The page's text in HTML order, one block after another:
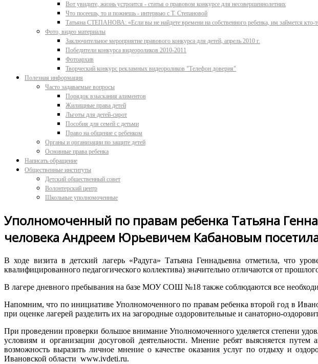
Вот увидите, жизнь устроится - статья о правовом конкурсе для несовершеннолетних
Что посеешь, то и пожнешь - интервью с Т. Степановой
Татьяна СТЕПАНОВА: «Если вы не найдете времени на собственного ребенка, им займется
Фото, видео материалы
Заключительное мероприятие правового конкурса для детей, апрель 2010 г.
Победители конкурса видеороликов 2010-2011
Фотоархив
Творческий конкурс рекламных видеороликов "Телефон доверия"
Полезная информация
Часто задаваемые вопросы
Порядок взыскания алиментов
Жилищные права детей
Льготы для детей-сирот
Пособия для семей с детьми
Право на общение с ребенком
Органы и организации по защите детей
Основные права ребенка
Написать обращение
Общественные институты
Детский общественный совет
Волонтерский центр
Школьные уполномоченные
Уполномоченный по правам ребенка Татьяна
человека Андреем Юрьевичем Кабановым
В ходе визита в детский лагерь «Радуга» Татьяна Геннадьевна отметила, что
квалифицированного педагогического коллектива) значительно отличаются от
В лагере дневного пребывания на базе МОУ СОШ №18 также соблюдаются все
Напомним, что по инициативе Уполномоченного по правам ребенка второй год в
при оценке лагерей разделить их на загородные оздоровительные и санаторно-
При проведении проверки большое внимание Уполномоченного уделяется степени
условиям и организации досуговой деятельности. Мнение ребят выясняется
возможность выразить личное мнение о качестве оказания услуг по отдыху и
Ивановской области www.ivdeti.ru.